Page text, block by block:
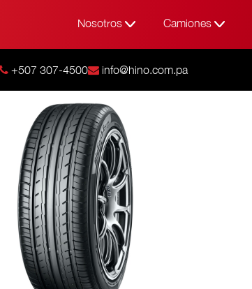
Nosotros Camiones
+507 307-4500 info@hino.com.pa